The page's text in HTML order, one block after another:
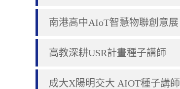
南港高中AIoT智慧物聯創意展
高教深耕USR計畫種子講師
成大X陽明交大 AIOT種子講師